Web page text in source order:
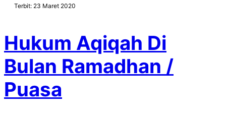
Terbit: 23 Maret 2020
Hukum Aqiqah Di
Bulan Ramadhan /
Puasa